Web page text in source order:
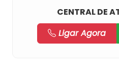
CENTRAL DE
Ligar Agora